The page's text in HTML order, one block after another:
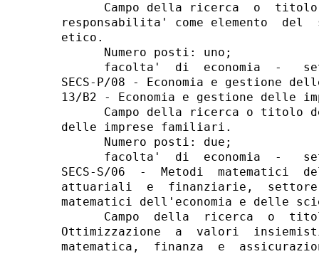
Campo della ricerca  o
responsabilita' come elemento  del
etico.
      Numero posti: uno;
facolta'  di  economia  -
SECS-P/08 - Economia e gestione
13/B2 - Economia e gestione delle
Campo della ricerca o titolo
delle imprese familiari.
      Numero posti: due;
facolta'  di  economia  -
SECS-S/06  -  Metodi  matematici
attuariali  e  finanziarie,  settore
matematici dell'economia e delle
Campo  della  ricerca  o
Ottimizzazione  a  valori
matematica,  finanza  e